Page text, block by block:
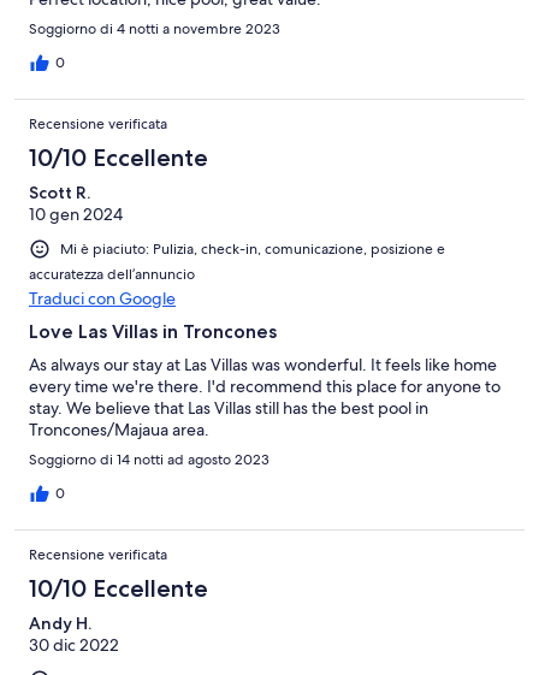
Soggiorno di 4 notti a novembre 2023
0
Recensione verificata
10/10 Eccellente
Scott R.
10 gen 2024
Mi è piaciuto: Pulizia, check-in, comunicazione, posizione e
accuratezza dell’annuncio
Traduci con Google
Love Las Villas in Troncones
As always our stay at Las Villas was wonderful. It feels like home
every time we're there. I'd recommend this place for anyone to
stay. We believe that Las Villas still has the best pool in
Troncones/Majaua area.
Soggiorno di 14 notti ad agosto 2023
0
Recensione verificata
10/10 Eccellente
Andy H.
30 dic 2022